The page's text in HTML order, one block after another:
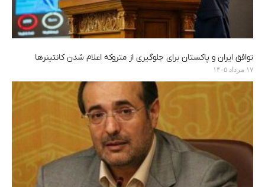
توافق ایران و پاکستان برای جلوگیری از متروکه اعلام شدن کانتینرها
۱۷ مرداد ۱۴۰۵